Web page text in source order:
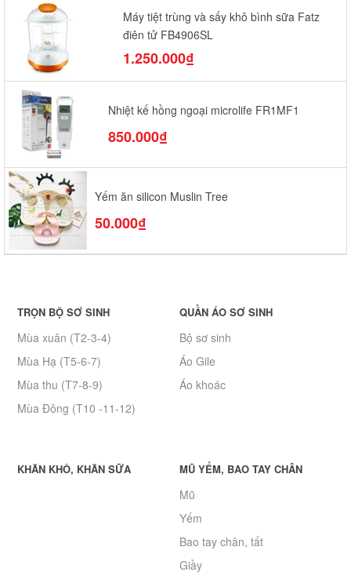
Máy tiệt trùng và sấy khô bình sữa Fatz
điện tử FB4906SL
1.250.000₫
Nhiệt kế hồng ngoại microlife FR1MF1
850.000₫
Yếm ăn silicon Muslin Tree
50.000₫
TRỌN BỘ SƠ SINH
Mùa xuân (T2-3-4)
Mùa Hạ (T5-6-7)
Mùa thu (T7-8-9)
Mùa Đông (T10 -11-12)
QUẦN ÁO SƠ SINH
Bộ sơ sinh
Áo Gile
Áo khoác
KHĂN KHÔ, KHĂN SỮA MŨ YẾM, BAO TAY CHÂN
Mũ
Yếm
Bao tay chân, tất
Giầy